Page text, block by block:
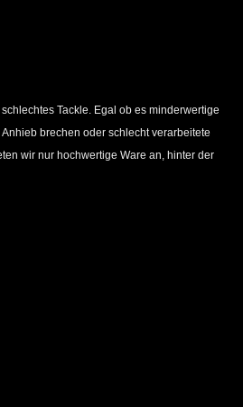
Tackle. Egal ob es minderwertige
brechen oder schlecht verarbeitete
wir nur hochwertige Ware an, hinter der